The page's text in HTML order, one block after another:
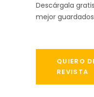
Descárgala
mejor guardados
QUIERO
REVISTA